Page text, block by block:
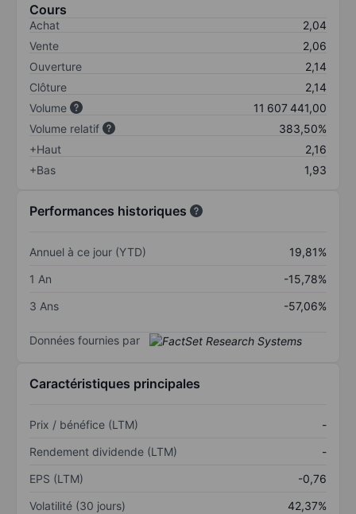
Cours
Achat
2,04
Vente
2,06
Ouverture
2,14
Clôture
2,14
Volume
11 607 441,00
Volume relatif
383,50%
+Haut
2,16
+Bas
1,93
Performances historiques
Annuel à ce jour (YTD)
19,81%
1 An
-15,78%
3 Ans
-57,06%
Données fournies par
Caractéristiques principales
Prix / bénéfice (LTM)
-
Rendement dividende (LTM)
-
EPS (LTM)
-0,76
Volatilité (30 jours)
42,37%